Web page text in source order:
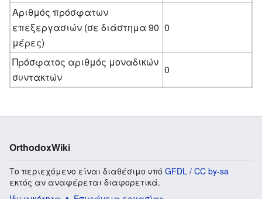
Αριθμός πρόσφατων
επεξεργασιών (σε διάστημα 90
μέρες)
0
Πρόσφατος αριθμός μοναδικών
συντακτών
0
OrthodoxWiki
Το περιεχόμενο είναι διαθέσιμο υπό GFDL / CC by-sa
εκτός αν αναφέρεται διαφορετικά.